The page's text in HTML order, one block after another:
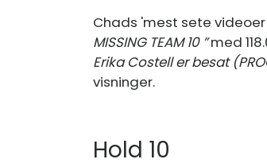
Chads 'mest sete
MISSING TEAM 10 ”med
Erika Costell er besat
visninger.
Hold 10